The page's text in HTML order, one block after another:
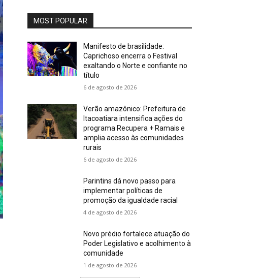
MOST POPULAR
Manifesto de brasilidade:
Caprichoso encerra o Festival
exaltando o Norte e confiante no
título
6 de agosto de 2026
Verão amazônico: Prefeitura de
Itacoatiara intensifica ações do
programa Recupera + Ramais e
amplia acesso às comunidades
rurais
6 de agosto de 2026
Parintins dá novo passo para
implementar políticas de
promoção da igualdade racial
4 de agosto de 2026
Novo prédio fortalece atuação do
Poder Legislativo e acolhimento à
comunidade
1 de agosto de 2026